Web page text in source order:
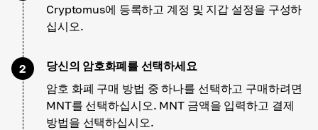
Cryptomus에 등록하고 계정 및 지갑 설정을 구성하
십시오.
2
당신의 암호화폐를 선택하세요
암호 화폐 구매 방법 중 하나를 선택하고 구매하려면
MNT를 선택하십시오. MNT 금액을 입력하고 결제
방법을 선택하십시오.